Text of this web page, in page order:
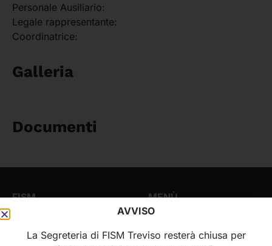
Personale Ausiliario:
Legale rappresentante:
Coordinatrice:
Galleria
Documenti
FISM
Scuole Materne
MENÙ
AVVISO
La Segreteria di FISM Treviso resterà chiusa per